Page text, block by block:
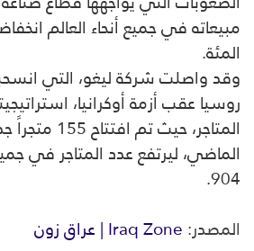
مبيعاته في جميع أنحاء العالم
المئة.
وقد واصلت شركة ليغو، التي
روسيا عقب أزمة أوكرانيا،
المتاجر، حيث
الماضي، ليرتفع عدد المتاجر في
904.
المصدر:Iraq Zone | عراق زون